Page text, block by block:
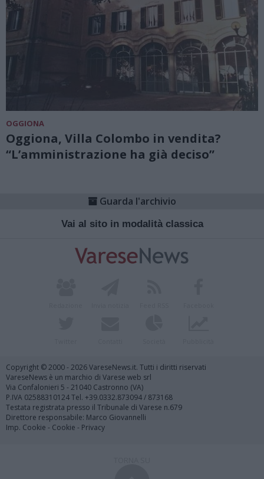
OGGIONA
Oggiona, Villa Colombo in vendita?
“L’amministrazione ha già deciso”
Guarda l'archivio
Vai al sito in modalità classica
Copyright © 2000 - 2026 VareseNews.it. Tutti i diritti riservati
VareseNews è un marchio di Varese web srl
Via Confalonieri 5 - 21040 Castronno (VA)
P.IVA 02588310124 Tel. +39.0332.873094 / 873168
Testata registrata presso il Tribunale di Varese n.679
Direttore responsabile: Marco Giovannelli
Imp. Cookie - Cookie - Privacy